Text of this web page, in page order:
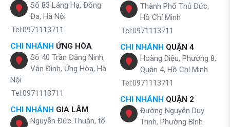
Số 83 Láng Hạ, Đống
Đa, Hà Nội
Tel:0971113711
CHI NHÁNH ỨNG HÒA
Số 40 Trần Đăng Ninh,
Vân Đình, Ứng Hòa, Hà
Nội
Tel:0971113711
CHI NHÁNH GIA LÂM
Nguyễn Đức Thuận, tổ
Thành Phố Thủ Đức,
Hồ Chí Minh
Tel:0971113711
CHI NHÁNH QUẬN 4
Hoàng Diệu, Phường 8,
Quận 4, Hồ Chí Minh
Tel:0971113711
CHI NHÁNH QUẬN 2
Đường Nguyễn Duy
Trinh, Phường Bình